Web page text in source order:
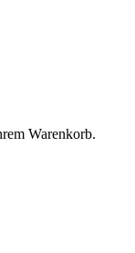
Warenkorb.